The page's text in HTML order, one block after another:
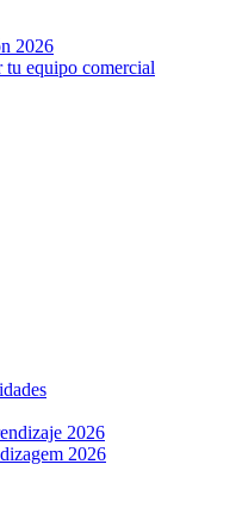
2026
tu equipo comercial
2026
2026